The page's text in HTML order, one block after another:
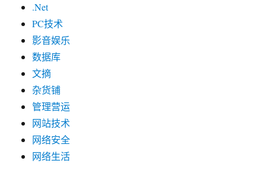
.Net
PC技术
影音娱乐
数据库
文摘
杂货铺
管理营运
网站技术
网络安全
网络生活